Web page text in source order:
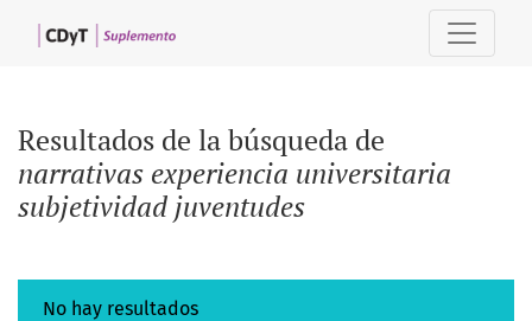
Resultados de la búsqueda de
narrativas experiencia universitaria
subjetividad juventudes
No hay resultados